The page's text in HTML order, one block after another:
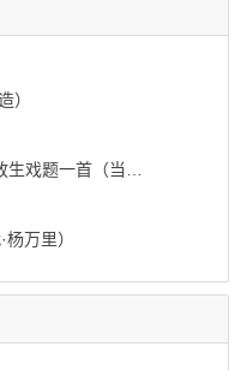
）
首（当代·李达）
万里）